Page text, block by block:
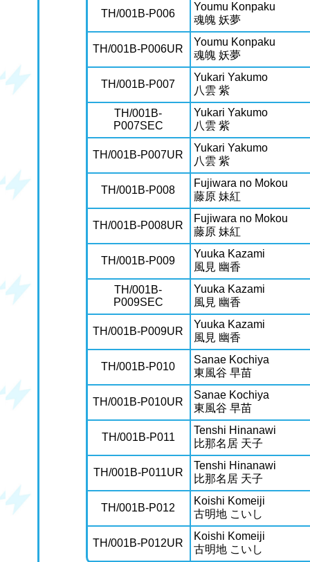
TH/001B-P006
Youmu Konpaku
魂魄 妖夢
TH/001B-P006UR
Youmu Konpaku
魂魄 妖夢
TH/001B-P007
Yukari Yakumo
八雲 紫
TH/001B-
P007SEC
Yukari Yakumo
八雲 紫
TH/001B-P007UR
Yukari Yakumo
八雲 紫
TH/001B-P008
Fujiwara no Mokou
藤原 妹紅
TH/001B-P008UR
Fujiwara no Mokou
藤原 妹紅
TH/001B-P009
Yuuka Kazami
風見 幽香
TH/001B-
P009SEC
Yuuka Kazami
風見 幽香
TH/001B-P009UR
Yuuka Kazami
風見 幽香
TH/001B-P010
Sanae Kochiya
東風谷 早苗
TH/001B-P010UR
Sanae Kochiya
東風谷 早苗
TH/001B-P011
Tenshi Hinanawi
比那名居 天子
TH/001B-P011UR
Tenshi Hinanawi
比那名居 天子
TH/001B-P012
Koishi Komeiji
古明地 こいし
TH/001B-P012UR
Koishi Komeiji
古明地 こいし